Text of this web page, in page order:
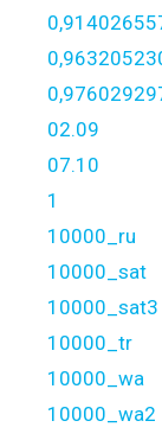
02.09
07.10
1
10000_ru
10000_sat
10000_sat3
10000_tr
10000_wa
10000_wa2